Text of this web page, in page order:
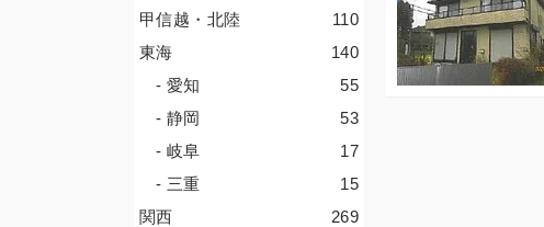
110
甲信越・北陸
140
東海
55
- 愛知
53
- 静岡
17
- 岐阜
15
- 三重
269
関西